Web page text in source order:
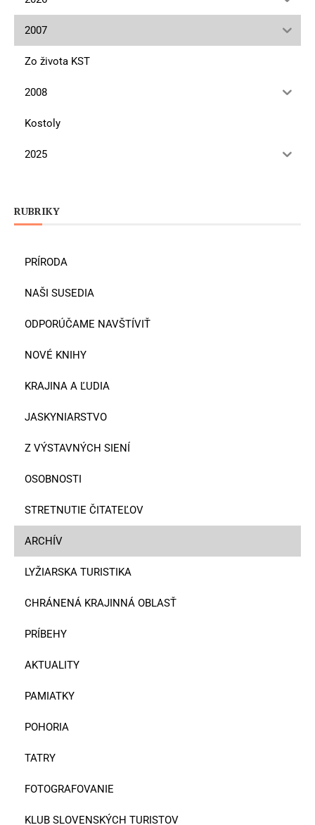
2007
Zo života KST
2008
Kostoly
2025
RUBRIKY
PRÍRODA
NAŠI SUSEDIA
ODPORÚČAME NAVŠTÍVIŤ
NOVÉ KNIHY
KRAJINA A ĽUDIA
JASKYNIARSTVO
Z VÝSTAVNÝCH SIENÍ
OSOBNOSTI
STRETNUTIE ČITATEĽOV
ARCHÍV
LYŽIARSKA TURISTIKA
CHRÁNENÁ KRAJINNÁ OBLASŤ
PRÍBEHY
AKTUALITY
PAMIATKY
POHORIA
TATRY
FOTOGRAFOVANIE
KLUB SLOVENSKÝCH TURISTOV